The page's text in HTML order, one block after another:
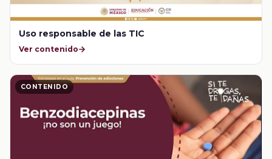
Uso responsable de las TIC
Ver contenido
CONTENIDO